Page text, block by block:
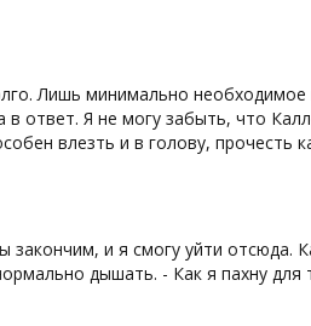
Лишь минимально
ответ. Я не могу забыть, что
влезть и в голову, прочесть
закончим, и я смогу уйти отсюда.
дышать. - Как я пахну